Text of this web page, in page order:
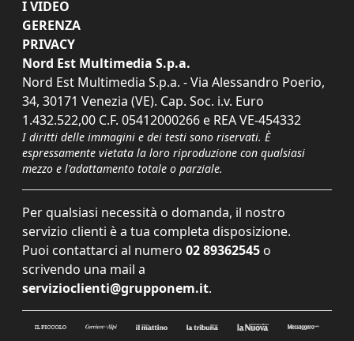
I VIDEO
GERENZA
PRIVACY
Nord Est Multimedia S.p.a.
Nord Est Multimedia S.p.a. - Via Alessandro Poerio,
34, 30171 Venezia (VE). Cap. Soc. i.v. Euro
1.432.522,00 C.F. 05412000266 e REA VE-454332
I diritti delle immagini e dei testi sono riservati. È
espressamente vietata la loro riproduzione con qualsiasi
mezzo e l'adattamento totale o parziale.
Per qualsiasi necessità o domanda, il nostro
servizio clienti è a tua completa disposizione.
Puoi contattarci al numero 02 89362545 o
scrivendo una mail a
servizioclienti@grupponem.it.